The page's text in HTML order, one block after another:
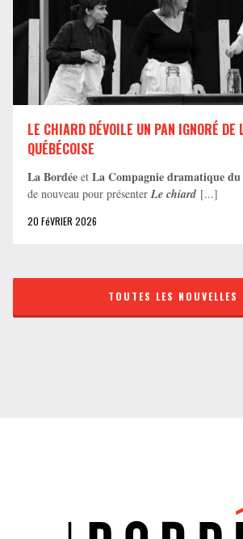
LE CHIARD DÉVOILE UN PAN IGNORÉ DE
QUÉBÉCOISE
La Bordée et La Compagnie dramatique du
de nouveau pour présenter Le chiard [...]
20 FéVRIER 2026
TOUTES LES NOUVELLES